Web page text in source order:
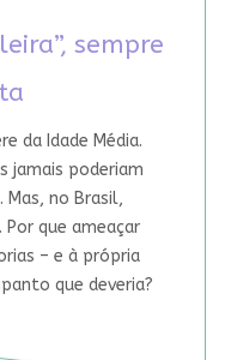
sempre
da Idade Média.
jamais poderiam
no Brasil,
que ameaçar
– e à própria
que deveria?